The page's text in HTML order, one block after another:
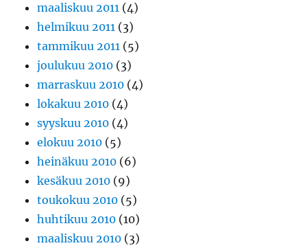
maaliskuu 2011 (4)
helmikuu 2011 (3)
tammikuu 2011 (5)
joulukuu 2010 (3)
marraskuu 2010 (4)
lokakuu 2010 (4)
syyskuu 2010 (4)
elokuu 2010 (5)
heinäkuu 2010 (6)
kesäkuu 2010 (9)
toukokuu 2010 (5)
huhtikuu 2010 (10)
maaliskuu 2010 (3)